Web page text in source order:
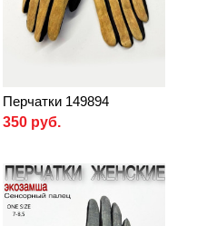
Перчатки 149894
350 руб.